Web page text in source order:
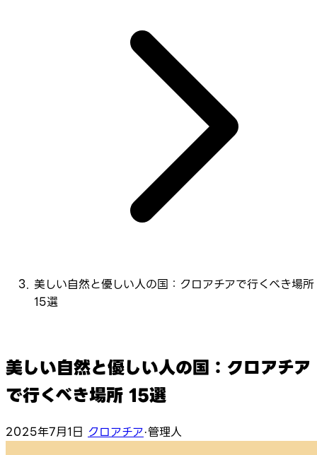
美しい自然と優しい人の国：クロアチアで行くべき場所
15選
美しい自然と優しい人の国：クロアチア
で行くべき場所 15選
2025年7月1日 クロアチア·管理人